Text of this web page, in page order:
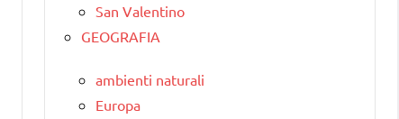
San Valentino
GEOGRAFIA
ambienti naturali
Europa